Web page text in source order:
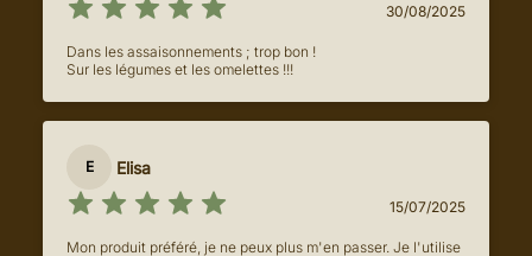
30/08/2025
Dans les assaisonnements ; trop bon !
Sur les légumes et les omelettes !!!
E Elisa
15/07/2025
Mon produit préféré, je ne peux plus m'en passer. Je l'utilise